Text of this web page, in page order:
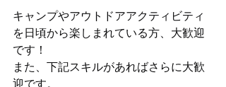
キャンプやアウトドアアクティビティ
を日頃から楽しまれている方、大歓迎
です！
また、下記スキルがあればさらに大歓
迎です。